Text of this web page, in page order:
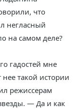
что
негласный
на самом деле?
гадостей мне
такой истории
режиссерам
— Да и как